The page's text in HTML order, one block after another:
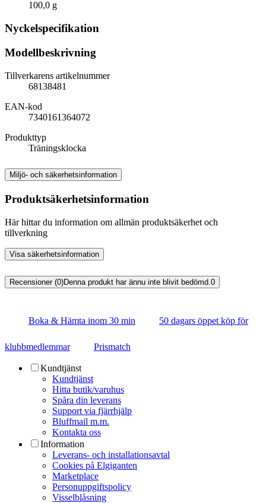
100,0 g
Nyckelspecifikation
Modellbeskrivning
Tillverkarens artikelnummer
68138481
EAN-kod
7340161364072
Produkttyp
Träningsklocka
Miljö- och säkerhetsinformation
Produktsäkerhetsinformation
Här hittar du information om allmän produktsäkerhet och
tillverkning
Visa säkerhetsinformation
Recensioner (0)Denna produkt har ännu inte blivit bedömd.0
Boka & Hämta inom 30 min 50 dagars öppet köp för
klubbmedlemmar Prismatch
Kundtjänst
Kundtjänst
Hitta butik/varuhus
Spåra din leverans
Support via fjärrhjälp
Bluffmail m.m.
Kontakta oss
Information
Leverans- och installationsavtal
Cookies på Elgiganten
Marketplace
Personuppgiftspolicy
Visselblåsning